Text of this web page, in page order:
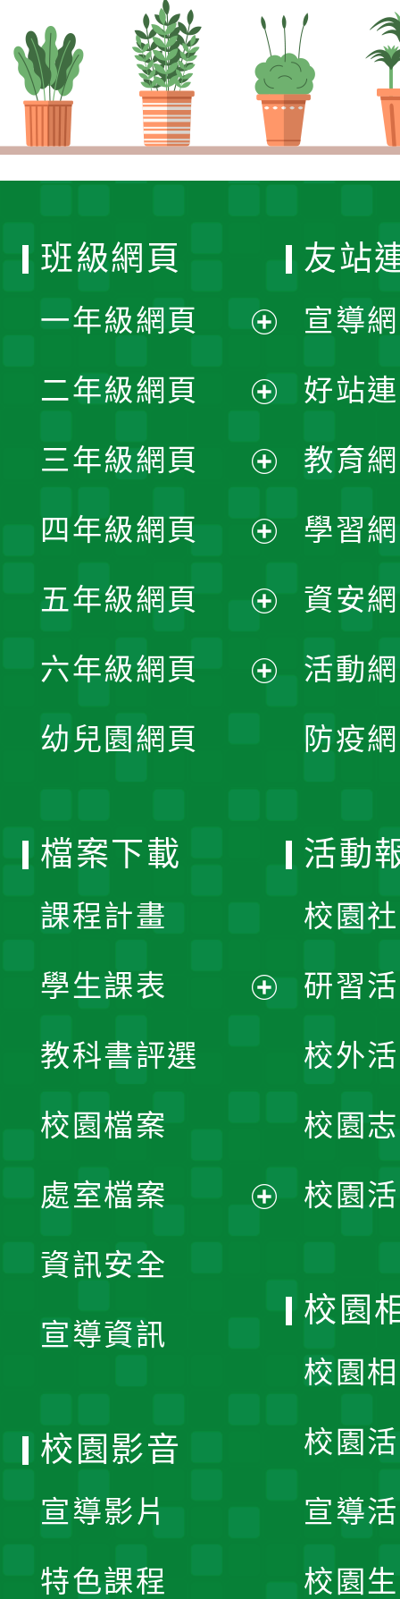
班級網頁
一年級網頁
開
選
單
二年級網頁
開
選
單
三年級網頁
開
選
單
四年級網頁
開
選
五年級網頁
開
六年級網頁
幼兒園網頁
友站
宣導
好站
教育
學習
資安
活動
防疫
檔案下載
課程計畫
學生課表
單
教科書評選
校園檔案
處室檔案
資訊安全
宣導資訊
活動
校園
研習
校外
校園
校園
校園
校園
校園
宣導
校園
校園影音
宣導影片
特色課程